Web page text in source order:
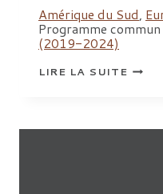
Amérique du Sud,
Programme commun
(2019-2024)
LIRE LA SUITE
DES